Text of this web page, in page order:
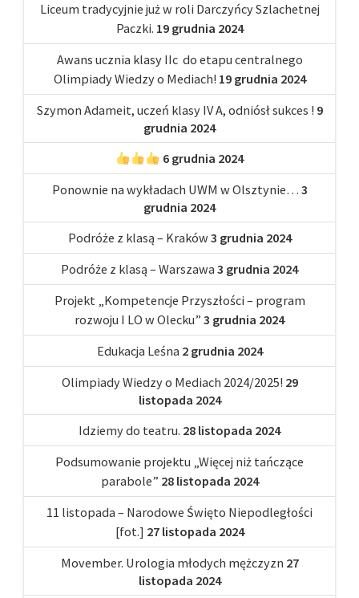
Liceum tradycyjnie już w roli Darczyńcy Szlachetnej
Paczki. 19 grudnia 2024
Awans ucznia klasy IIc do etapu centralnego
Olimpiady Wiedzy o Mediach! 19 grudnia 2024
Szymon Adameit, uczeń klasy IV A, odniósł sukces ! 9
grudnia 2024
6 grudnia 2024
Ponownie na wykładach UWM w Olsztynie… 3
grudnia 2024
Podróże z klasą – Kraków 3 grudnia 2024
Podróże z klasą – Warszawa 3 grudnia 2024
Projekt „Kompetencje Przyszłości – program
rozwoju I LO w Olecku” 3 grudnia 2024
Edukacja Leśna 2 grudnia 2024
Olimpiady Wiedzy o Mediach 2024/2025! 29
listopada 2024
Idziemy do teatru. 28 listopada 2024
Podsumowanie projektu „Więcej niż tańczące
parabole” 28 listopada 2024
11 listopada – Narodowe Święto Niepodległości
[fot.] 27 listopada 2024
Movember. Urologia młodych mężczyzn 27
listopada 2024